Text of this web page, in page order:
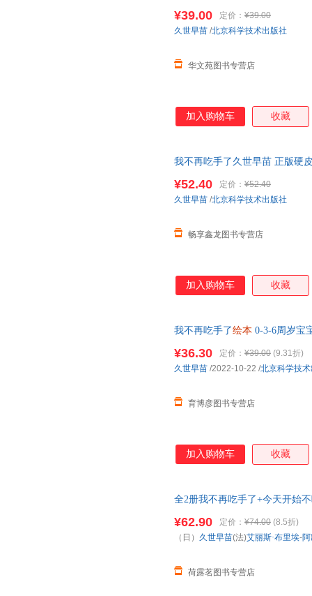
¥39.00 定价： ¥39.00
华文苑图书专营店
久世早苗 /北京科学技术出版社
加入购物车 收藏
我不再吃手了久世早苗 正版硬
当当客服
¥52.40 定价： ¥52.40
畅享鑫龙图书专营店
久世早苗 /北京科学技术出版社
加入购物车 收藏
我不再吃手了绘本 0-3-6周岁宝
¥36.30 定价： ¥39.00 (9.31折)
育博彦图书专营店
久世早苗 /2022-10-22 /北京科学技
加入购物车 收藏
全2册我不再吃手了+今天开始
¥62.90 定价： ¥74.00 (8.5折)
荷露茗图书专营店
（日） 久世早苗(法)艾丽斯·布里埃-